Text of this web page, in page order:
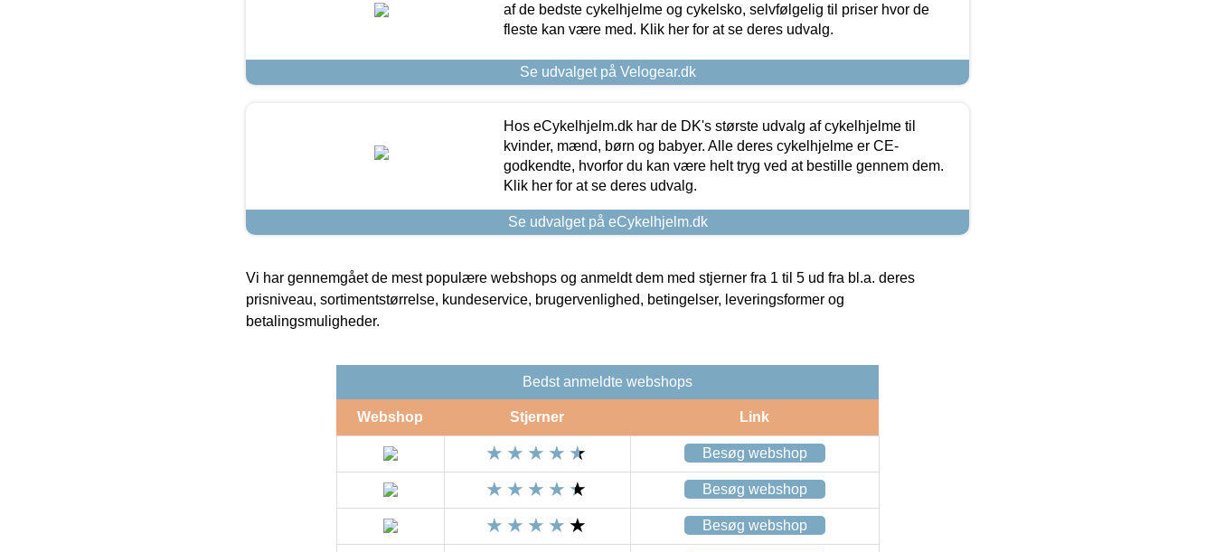
af de bedste cykelhjelme og cykelsko, selvfølgelig til priser hvor de
fleste kan være med. Klik her for at se deres udvalg.
Se udvalget på Velogear.dk
Hos eCykelhjelm.dk har de DK's største udvalg af cykelhjelme til
kvinder, mænd, børn og babyer. Alle deres cykelhjelme er CE-
godkendte, hvorfor du kan være helt tryg ved at bestille gennem dem.
Klik her for at se deres udvalg.
Se udvalget på eCykelhjelm.dk
Vi har gennemgået de mest populære webshops og anmeldt dem med stjerner fra 1 til 5 ud fra bl.a. deres
prisniveau, sortimentstørrelse, kundeservice, brugervenlighed, betingelser, leveringsformer og
betalingsmuligheder.
Bedst anmeldte webshops
Webshop Stjerner Link
Besøg webshop
Besøg webshop
Besøg webshop